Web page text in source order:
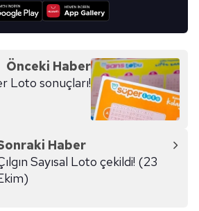
Önceki Haber
Loto sonuçları!
Haber
Sayısal Loto çekildi! (23